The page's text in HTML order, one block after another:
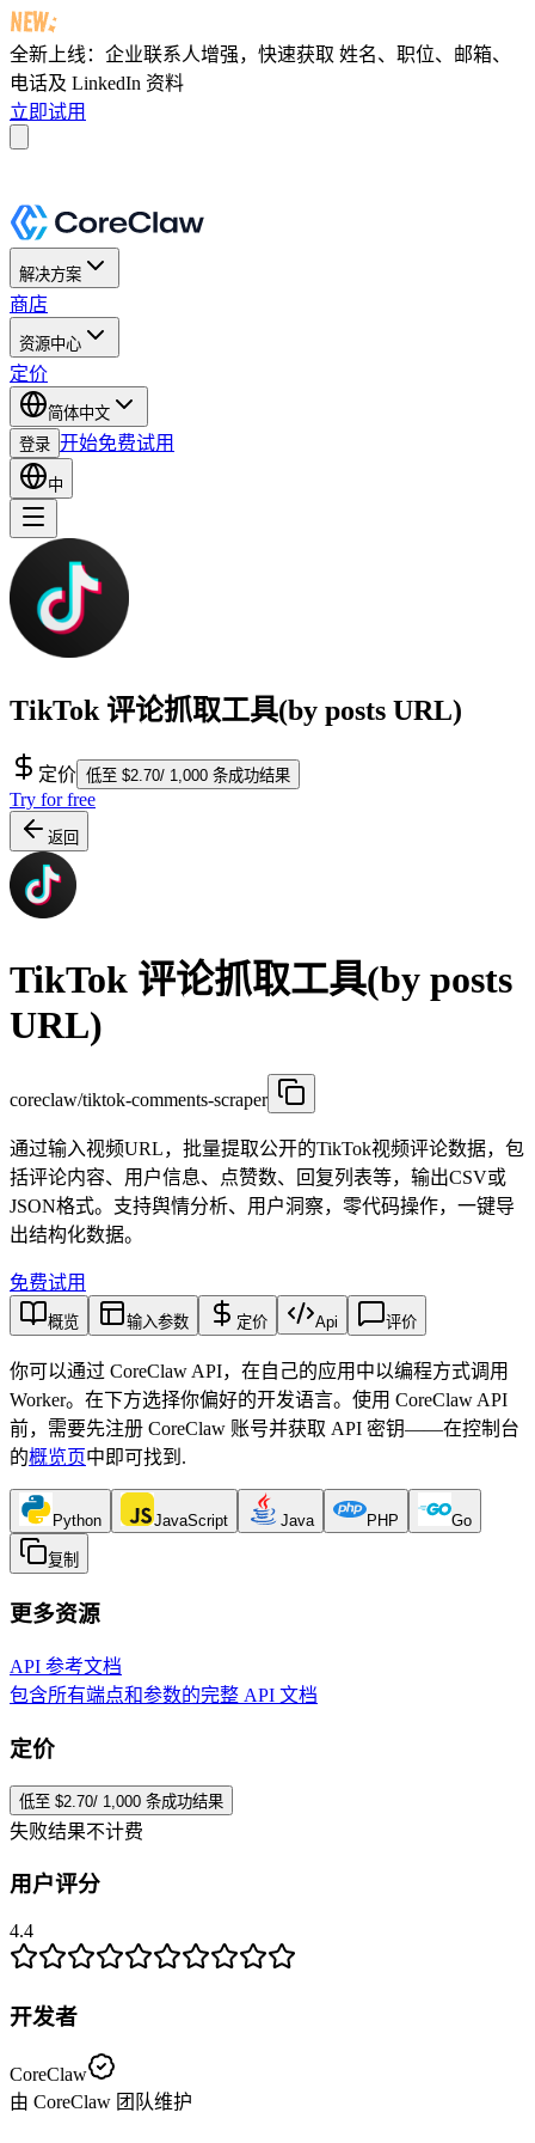
全新上线：企业联系人增强，快速获取 姓名、职位、邮箱、
电话及 LinkedIn 资料
立即试用
解决方案
商店
资源中心
定价
简体中文
登录 开始免费试用
中
TikTok 评论抓取工具(by posts URL)
定价 低至 $2.70/ 1,000 条成功结果
Try for free
返回
TikTok 评论抓取工具(by posts
URL)
coreclaw/tiktok-comments-scraper
通过输入视频URL，批量提取公开的TikTok视频评论数据，包
括评论内容、用户信息、点赞数、回复列表等，输出CSV或
JSON格式。支持舆情分析、用户洞察，零代码操作，一键导
出结构化数据。
免费试用
概览 输入参数 定价 Api 评价
你可以通过 CoreClaw API，在自己的应用中以编程方式调用
Worker。在下方选择你偏好的开发语言。使用 CoreClaw API
前，需要先注册 CoreClaw 账号并获取 API 密钥——在控制台
的概览页中即可找到 .
Python JavaScript Java PHP Go
复制
更多资源
API 参考文档
包含所有端点和参数的完整 API 文档
定价
低至 $2.70/ 1,000 条成功结果
失败结果不计费
用户评分
4.4
开发者
CoreClaw
由 CoreClaw 团队维护